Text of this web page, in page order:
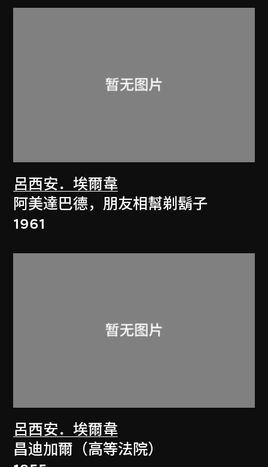
呂西安．埃爾韋
阿美達巴德，朋友相幫剃鬍子
1961
呂西安．埃爾韋
昌迪加爾（高等法院）